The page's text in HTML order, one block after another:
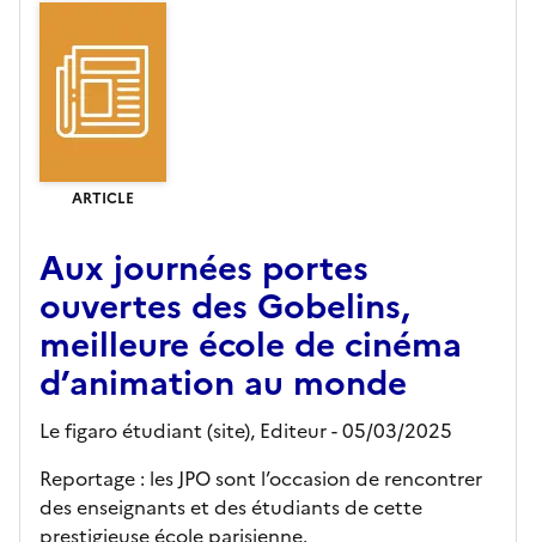
ARTICLE
Aux journées portes
ouvertes des Gobelins,
meilleure école de cinéma
d’animation au monde
Le figaro étudiant (site), Editeur- 05/03/2025
Reportage : les JPO sont l’occasion de rencontrer
des enseignants et des étudiants de cette
prestigieuse école parisienne.